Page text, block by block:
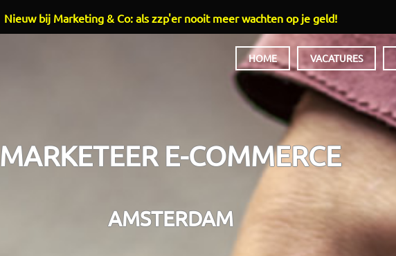
HOME VACATURES
MARKETEER E-COMMERCE
AMSTERDAM
Nieuw bij Marketing & Co: als zzp'er nooit meer wachten op je geld!